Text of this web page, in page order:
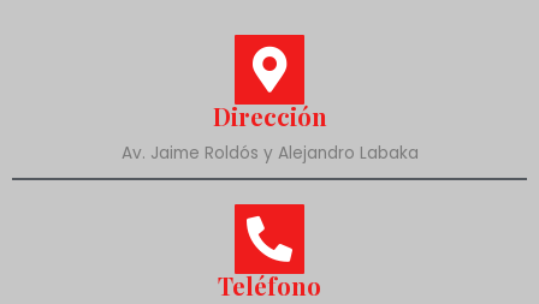
Dirección
Av. Jaime Roldós y Alejandro Labaka
Teléfono